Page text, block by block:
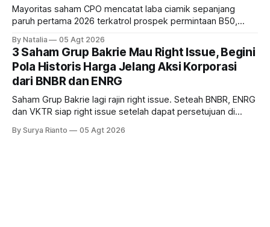
Mayoritas saham CPO mencatat laba ciamik sepanjang
paruh pertama 2026 terkatrol prospek permintaan B50,
diprediksi semakin terlihat mendekati 2027. Kira-kira gimana
prospeknya? apakah masih menarik dilirik sektor ini?
By Natalia 05 Agt 2026
3 Saham Grup Bakrie Mau Right Issue, Begini
Pola Historis Harga Jelang Aksi Korporasi
dari BNBR dan ENRG
Saham Grup Bakrie lagi rajin right issue. Seteah BNBR, ENRG
dan VKTR siap right issue setelah dapat persetujuan di
pola saham Grup Bakrie jelang right issue
By Surya Rianto 05 Agt 2026